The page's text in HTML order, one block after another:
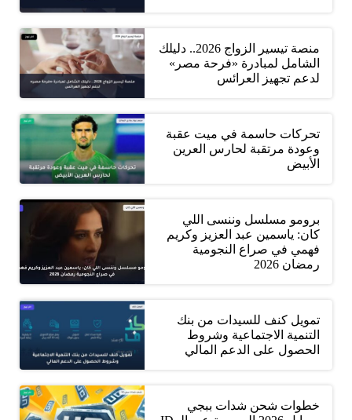
منصة تيسير الزواج 2026.. دليلك
الشامل لمبادرة «فرحة مصر»
لدعم تجهيز العرائس
تحركات حاسمة في ميت عقبة
وعودة مرتقبة لحارس العرين
الأبيض
برومو مسلسل وننسى اللي
كان: ياسمين عبد العزيز وكريم
فهمي في صراع النجومية
رمضان 2026
تمويل كنف للسيدات من بنك
التنمية الاجتماعية وشروط
الحصول على الدعم المالي
خطوات شحن شدات ببجي